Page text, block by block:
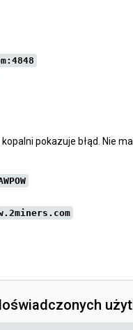
pokazuje błąd. Nie